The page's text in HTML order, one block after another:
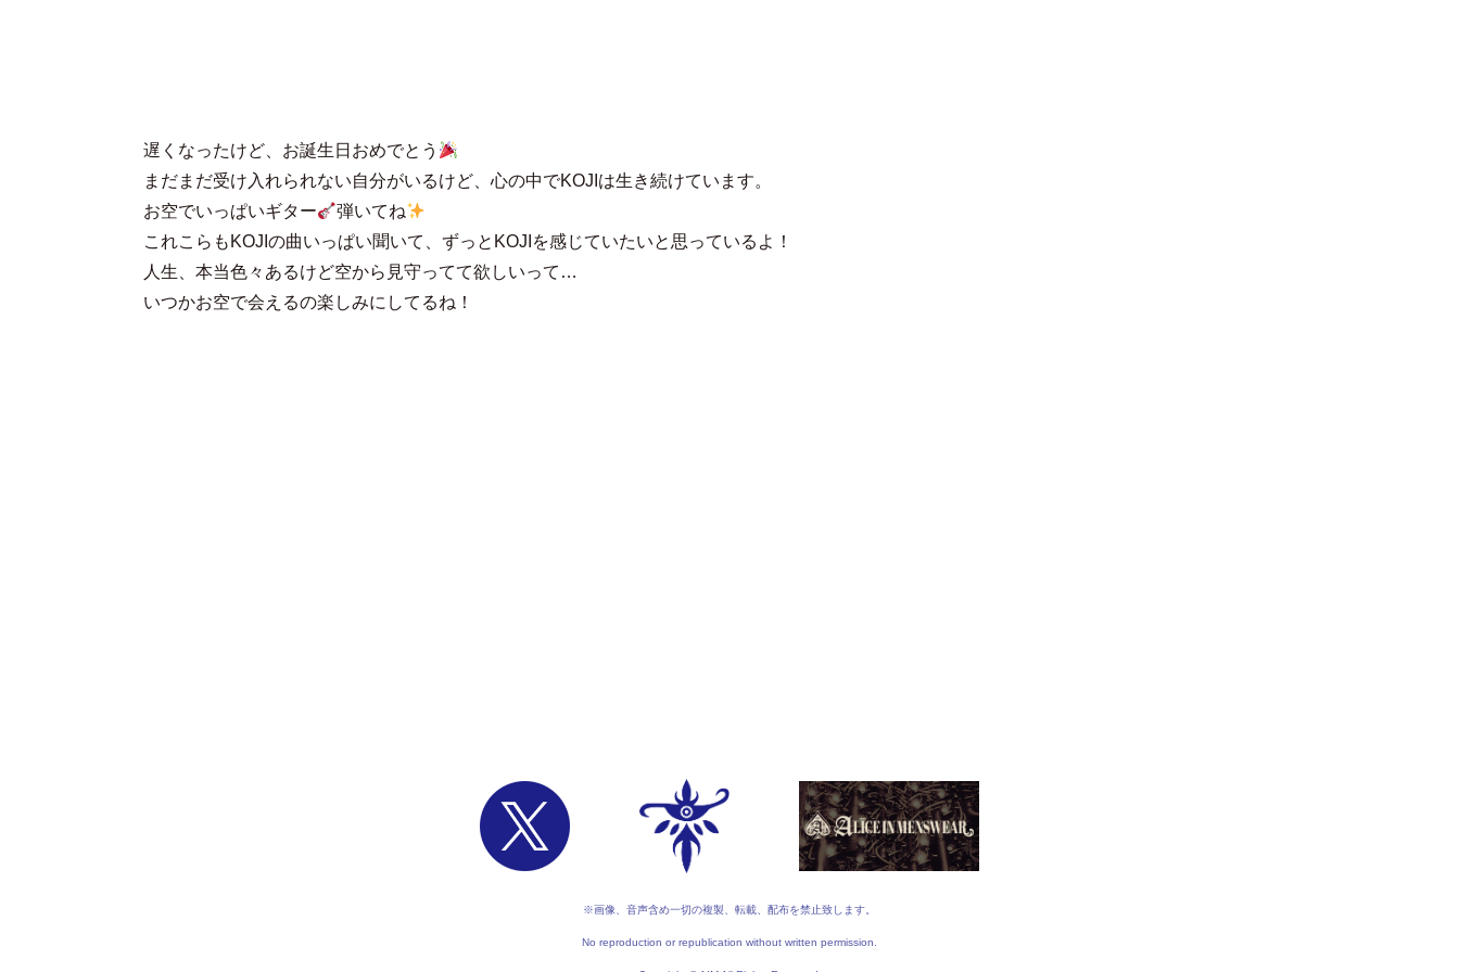
遅くなったけど、お誕生日おめでとう
まだまだ受け入れられない自分がいるけど、心の中でKOJIは生き続けています。
お空でいっぱいギター
弾いてね
これこらもKOJIの曲いっぱい聞いて、ずっとKOJIを感じていたいと思っているよ！
人生、本当色々あるけど空から見守ってて欲しいって…
いつかお空で会えるの楽しみにしてるね！
※画像、音声含め一切の複製、転載、配布を禁止致します。
No reproduction or republication without written permission.